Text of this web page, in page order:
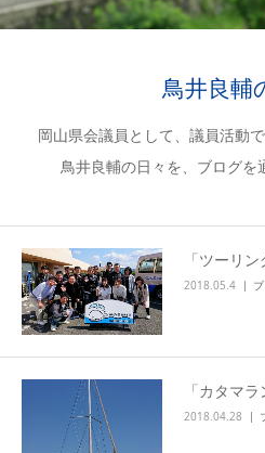
鳥井良輔
岡山県会議員として、議員活動
鳥井良輔の日々を、ブログを
「ツーリン
2018.05.4
「カタマラ
2018.04.28
活動報告